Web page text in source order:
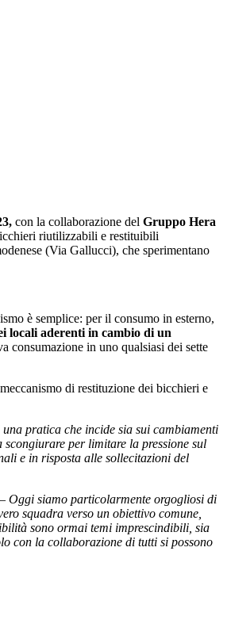
con la collaborazione del Gruppo Hera
riutilizzabili e restituibili
(Via Gallucci), che sperimentano
è semplice: per il consumo in esterno,
locali aderenti in cambio di un
consumazione in uno qualsiasi dei sette
di restituzione dei bicchieri e
pratica che incide sia sui cambiamenti
per limitare la pressione sul
e in risposta alle sollecitazioni del
– Oggi siamo particolarmente orgogliosi di
squadra verso un obiettivo comune,
sono ormai temi imprescindibili, sia
con la collaborazione di tutti si possono